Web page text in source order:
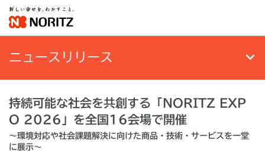
ニュースリリース
持続可能な社会を共創する「NORITZ EXP
O 2026」を全国16会場で開催
～環境対応や社会課題解決に向けた商品・技術・サービスを一堂
に展示～